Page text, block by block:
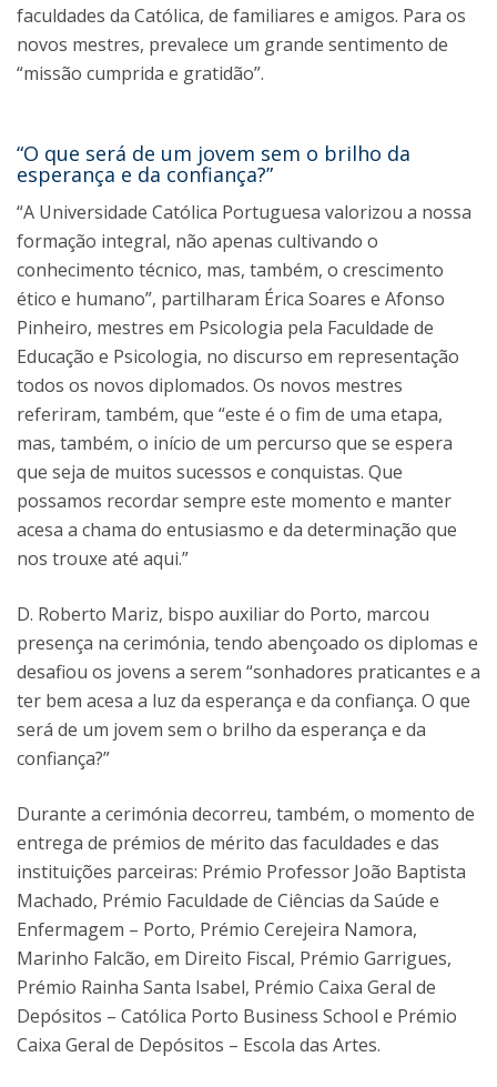
faculdades da Católica, de familiares e amigos. Para os
novos mestres, prevalece um grande sentimento de
“missão cumprida e gratidão”.
“O que será de um jovem sem o brilho da
esperança e da confiança?”
“A Universidade Católica Portuguesa valorizou a nossa
formação integral, não apenas cultivando o
conhecimento técnico, mas, também, o crescimento
ético e humano”, partilharam Érica Soares e Afonso
Pinheiro, mestres em Psicologia pela Faculdade de
Educação e Psicologia, no discurso em representação
todos os novos diplomados. Os novos mestres
referiram, também, que “este é o fim de uma etapa,
mas, também, o início de um percurso que se espera
que seja de muitos sucessos e conquistas. Que
possamos recordar sempre este momento e manter
acesa a chama do entusiasmo e da determinação que
nos trouxe até aqui.”
D. Roberto Mariz, bispo auxiliar do Porto, marcou
presença na cerimónia, tendo abençoado os diplomas e
desafiou os jovens a serem “sonhadores praticantes e a
ter bem acesa a luz da esperança e da confiança. O que
será de um jovem sem o brilho da esperança e da
confiança?”
Durante a cerimónia decorreu, também, o momento de
entrega de prémios de mérito das faculdades e das
instituições parceiras: Prémio Professor João Baptista
Machado, Prémio Faculdade de Ciências da Saúde e
Enfermagem – Porto, Prémio Cerejeira Namora,
Marinho Falcão, em Direito Fiscal, Prémio Garrigues,
Prémio Rainha Santa Isabel, Prémio Caixa Geral de
Depósitos – Católica Porto Business School e Prémio
Caixa Geral de Depósitos – Escola das Artes.